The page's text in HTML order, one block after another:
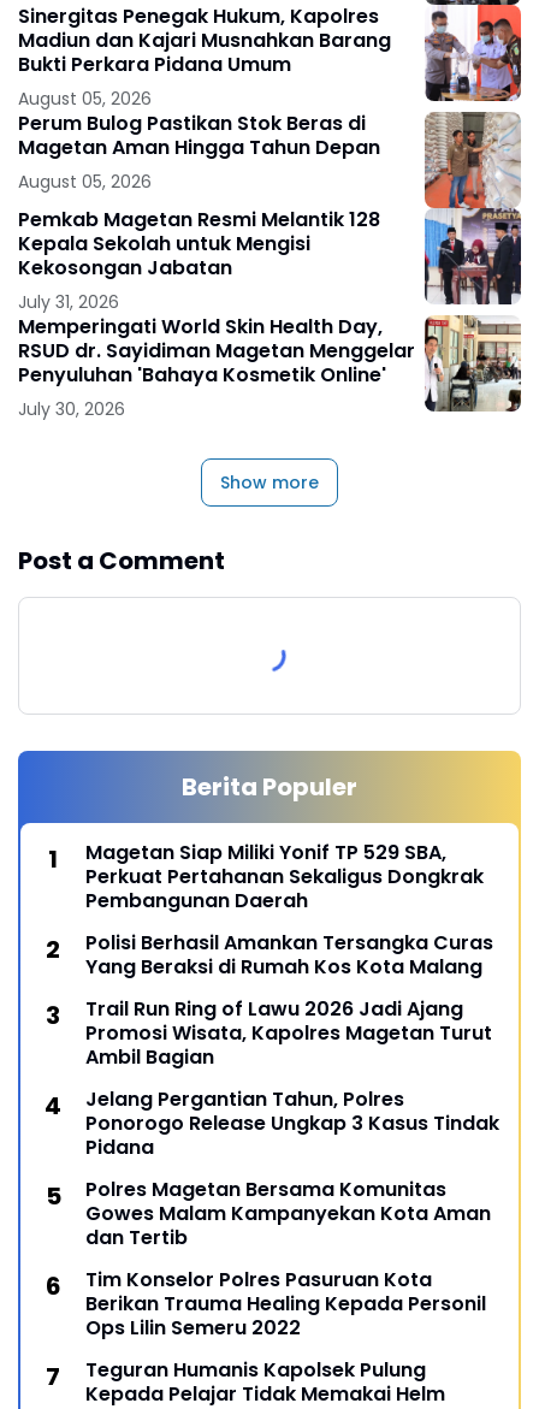
Sinergitas Penegak Hukum, Kapolres
Madiun dan Kajari Musnahkan Barang
Bukti Perkara Pidana Umum
August 05, 2026
Perum Bulog Pastikan Stok Beras di
Magetan Aman Hingga Tahun Depan
August 05, 2026
Pemkab Magetan Resmi Melantik 128
Kepala Sekolah untuk Mengisi
Kekosongan Jabatan
July 31, 2026
Memperingati World Skin Health Day,
RSUD dr. Sayidiman Magetan Menggelar
Penyuluhan 'Bahaya Kosmetik Online'
July 30, 2026
Show more
Post a Comment
Berita Populer
Magetan Siap Miliki Yonif TP 529 SBA,
Perkuat Pertahanan Sekaligus Dongkrak
Pembangunan Daerah
Polisi Berhasil Amankan Tersangka Curas
Yang Beraksi di Rumah Kos Kota Malang
Trail Run Ring of Lawu 2026 Jadi Ajang
Promosi Wisata, Kapolres Magetan Turut
Ambil Bagian
Jelang Pergantian Tahun, Polres
Ponorogo Release Ungkap 3 Kasus Tindak
Pidana
Polres Magetan Bersama Komunitas
Gowes Malam Kampanyekan Kota Aman
dan Tertib
Tim Konselor Polres Pasuruan Kota
Berikan Trauma Healing Kepada Personil
Ops Lilin Semeru 2022
Teguran Humanis Kapolsek Pulung
Kepada Pelajar Tidak Memakai Helm